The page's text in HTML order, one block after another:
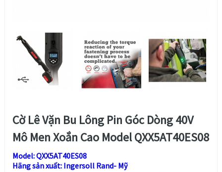
Cờ Lê Vặn Bu Lông Pin Góc Dòng 40V
Mô Men Xoắn Cao Model QXX5AT40ES08
Model: QXX5AT40ES08
Hãng sản xuất: Ingersoll Rand- Mỹ